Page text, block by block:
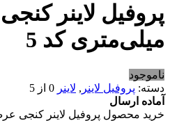
میلی‌متری کد 5
ناموجود
دسته: پروفیل لاینر , لاینر 0 از 5
آماده ارسال
خرید محصول پروفیل لاینر کنجی عرض 69 میلی‌متری